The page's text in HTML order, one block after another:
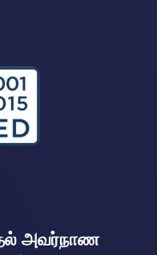
அவர்நாண